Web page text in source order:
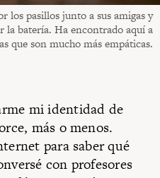
los pasillos junto a sus amigas y
la batería. Ha encontrado aquí a
que son mucho más empáticas.
mi identidad de
más o menos.
para saber qué
con profesores